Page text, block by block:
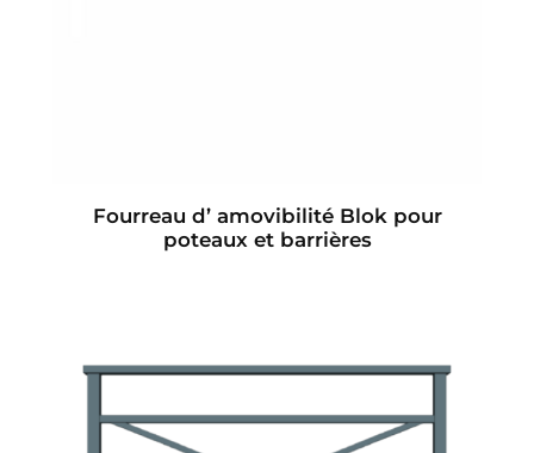
Fourreau d’ amovibilité Blok pour
poteaux et barrières